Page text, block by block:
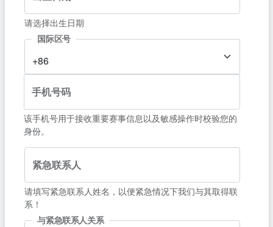
请选择出生日期
+86
国际区号
手机号码
该手机号用于接收重要赛事信息以及敏感操作时校验您的
身份。
紧急联系人
请填写紧急联系人姓名，以便紧急情况下我们与其取得联
系！
与紧急联系人关系